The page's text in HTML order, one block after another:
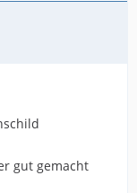
gut gemacht